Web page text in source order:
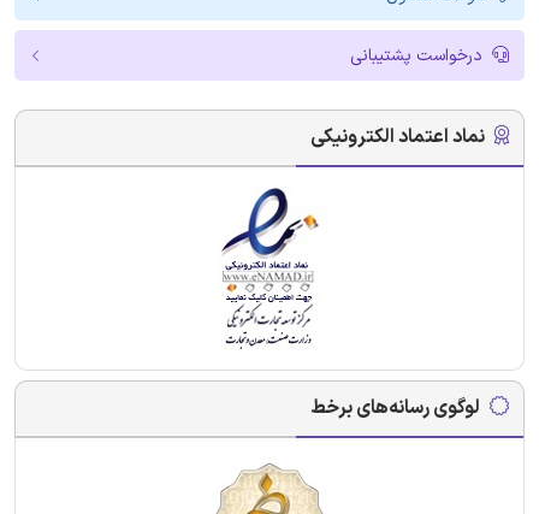
درخواست پشتیبانی
نماد اعتماد الکترونیکی
لوگوی رسانه‌های برخط